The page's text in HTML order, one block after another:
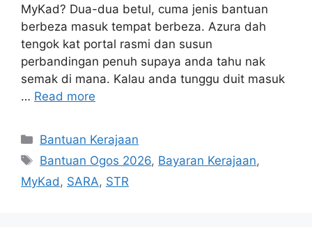
MyKad? Dua-dua betul, cuma jenis bantuan
berbeza masuk tempat berbeza. Azura dah
tengok kat portal rasmi dan susun
perbandingan penuh supaya anda tahu nak
semak di mana. Kalau anda tunggu duit masuk
… Read more
Categories
Bantuan Kerajaan
Tags
Bantuan Ogos 2026, Bayaran Kerajaan,
MyKad, SARA, STR